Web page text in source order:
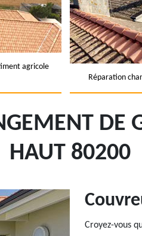
agricole
Réparation
DE
HAUT 80200
Croyez-vous